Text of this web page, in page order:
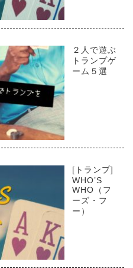
２人で遊ぶ
トランプゲ
ーム５選
[トランプ]
WHO’S
WHO（フ
ーズ・フ
ー）